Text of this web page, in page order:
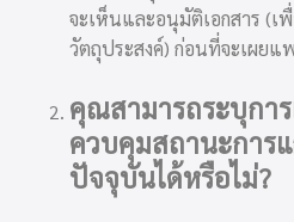
จะเห็นและอนุมัติเอกสาร (เ
วัตถุประสงค์) ก่อนที่จะเผยแ
คุณสามารถระบุกา
ควบคุมสถานะการแ
ปัจจุบันได้หรือไม่?